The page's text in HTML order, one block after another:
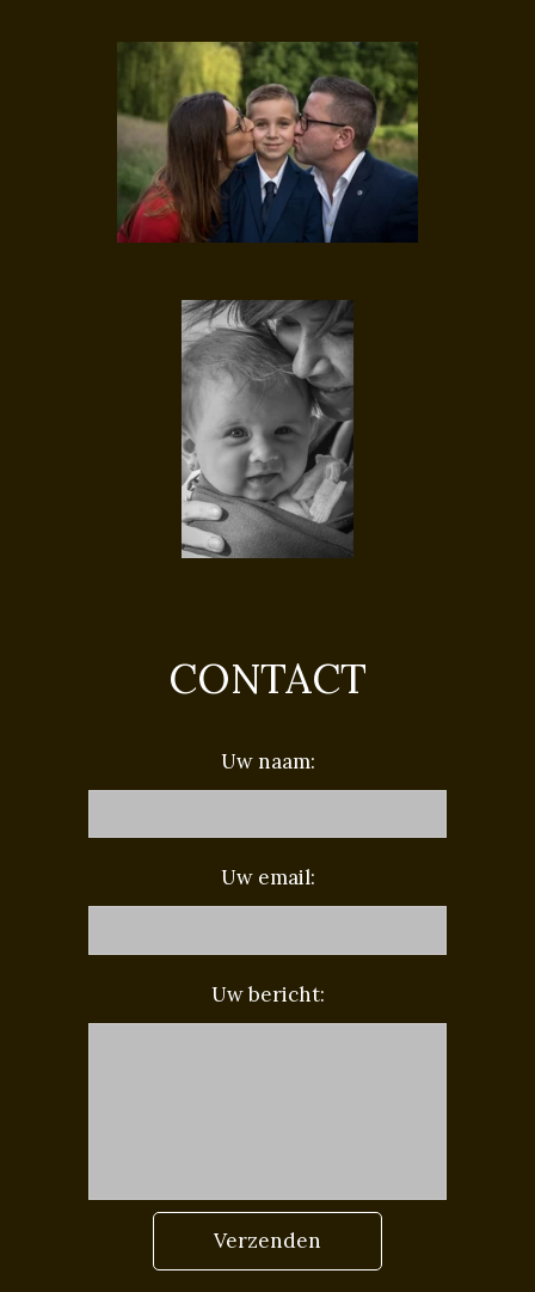
Uw naam:
Uw email:
Uw bericht:
Verzenden
CONTACT